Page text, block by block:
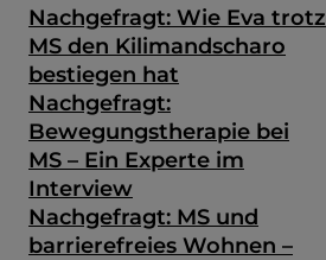
Nachgefragt: Wie Eva trotz
MS den Kilimandscharo
bestiegen hat
Nachgefragt:
Bewegungstherapie bei
MS – Ein Experte im
Interview
Nachgefragt: MS und
barrierefreies Wohnen –